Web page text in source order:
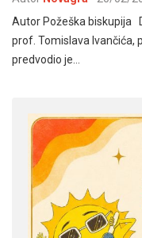
Autor Požeška biskupija
prof. Tomislava Ivančića,
predvodio je…